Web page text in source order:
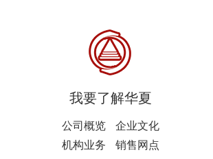
我要了解华夏
公司概览
企业文化
机构业务
销售网点